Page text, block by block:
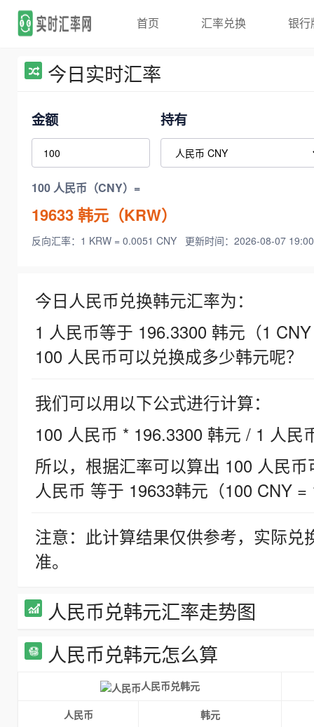
首页 汇率兑换 银行
今日实时汇率
金额 持有
100 人民币（CNY）=
19633韩元（KRW）
反向汇率：1 KRW = 0.0051 CNY 更新时间：2026-08-07
今日人民币兑换韩元汇率为：
1 人民币等于 196.3300 韩元（1
100 人民币可以兑换成多少韩元呢？
我们可以用以下公式进行计算：
100 人民币 * 196.3300 韩元 / 1 人民
所以，根据汇率可以算出 100 人民
人民币 等于 19633韩元（100 CNY =
注意：此计算结果仅供参考，实际
准。
人民币兑韩元汇率走势图
人民币兑韩元怎么算
人民币兑韩元
人民币
韩元